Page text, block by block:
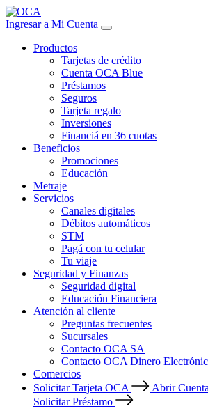
Ingresar a Mi Cuenta
Productos
Tarjetas de crédito
Cuenta OCA Blue
Préstamos
Seguros
Tarjeta regalo
Inversiones
Financiá en 36 cuotas
Beneficios
Promociones
Educación
Metraje
Servicios
Canales digitales
Débitos automáticos
STM
Pagá con tu celular
Tu viaje
Seguridad y Finanzas
Seguridad digital
Educación Financiera
Atención al cliente
Preguntas frecuentes
Sucursales
Contacto OCA SA
Contacto OCA Dinero
Comercios
Solicitar Tarjeta OCA
Abrir
Solicitar Préstamo